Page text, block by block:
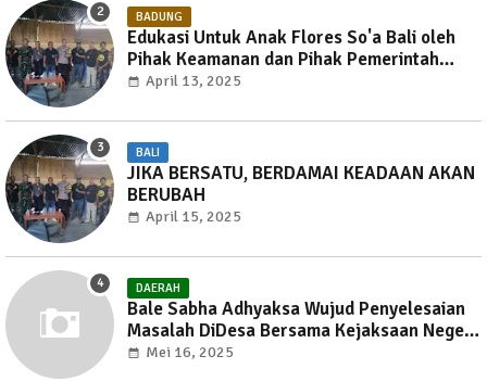
BADUNG
Edukasi Untuk Anak Flores So'a Bali oleh
Pihak Keamanan dan Pihak Pemerintah
Kabupaten Badung Bali
April 13, 2025
BALI
JIKA BERSATU, BERDAMAI KEADAAN AKAN
BERUBAH
April 15, 2025
DAERAH
Bale Sabha Adhyaksa Wujud Penyelesaian
Masalah DiDesa Bersama Kejaksaan Negeri
Gianyar
Mei 16, 2025